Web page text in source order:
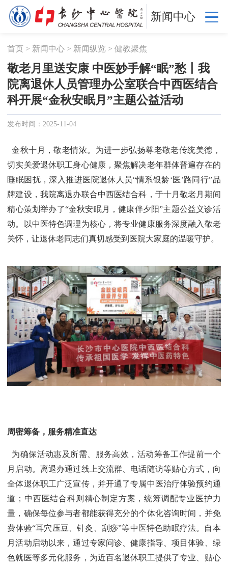
新闻中心
首页 > 新闻中心 > 新闻纵览 > 健教聚焦
敬老月里送安康 中医妙手解“眠”愁丨我
院离退休人员管理办公室联合中西医结合
科开展“金秋安眠月”主题公益活动
发布时间：2025-11-04
金秋十月，敬老情浓。为进一步弘扬尊老敬老传统美德，
切实关爱退休职工身心健康，聚焦解决老年群体普遍存在的
睡眠困扰，深入推进医院退休人员“情系银龄‘医’路同行”品
牌建设，我院离退办联合中西医结合科，于十月敬老月期间
精心策划举办了“金秋安眠月，健康伴夕阳”主题公益义诊活
动。以中医特色调理为核心，将专业健康服务深度融入敬老
关怀，让退休老同志们真切感受到医院大家庭的温暖守护。
周密筹备，服务精准直达
为确保活动惠及所需、服务高效，活动筹备工作提前一个
月启动。离退办通过线上交流群、电话随访等贴心方式，向
全体退休职工广泛宣传，并开通了专属中医治疗体验预约通
道；中西医结合科则精心制定方案，统筹调配专业医护力
量，确保每位参与者都能获得充分的个体化咨询时间，并免
费体验“耳穴压豆、针灸、刮痧”等中医特色助眠疗法。自本
月活动启动以来，通过专家问诊、健康指导、项目体验、绿
色就医等多元化服务，为近百名退休职工提供了专业、贴心